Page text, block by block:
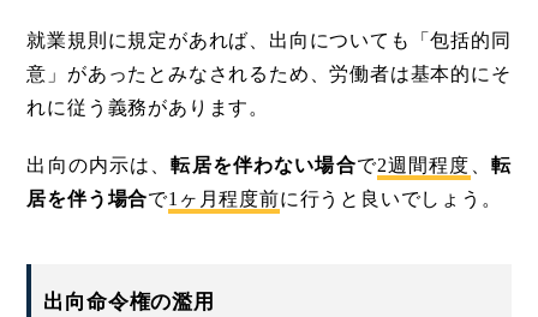
就業規則に規定があれば、出向についても「包括的同
意」があったとみなされるため、労働者は基本的にそ
れに従う義務があります。
出向の内示は、転居を伴わない場合で2週間程度
転
居を伴う場合で1ヶ月程度前に行うと良いでしょう。
出向命令権の濫用